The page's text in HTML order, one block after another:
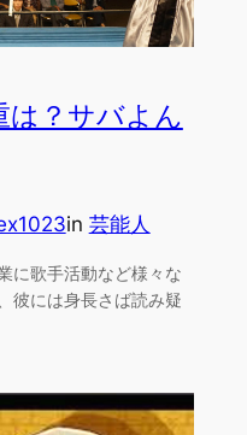
は？サバよん
in 芸能人
に歌手活動など様々な
彼には身長さば読み疑